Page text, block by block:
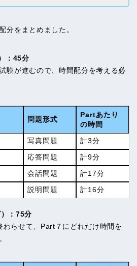
分をまとめました。
：45分
験が進むので、時間配分を考える必
問題形式
Partあたり
の時間
写真問題 計3分
応答問題 計9分
会話問題 計17分
説明問題 計16分
：75分
らせて、Part７にどれだけ時間を